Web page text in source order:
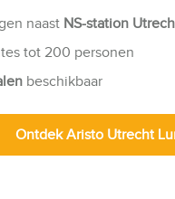
naast NS-station
tot 200 personen
beschikbaar
Ontdek Aristo Utrecht